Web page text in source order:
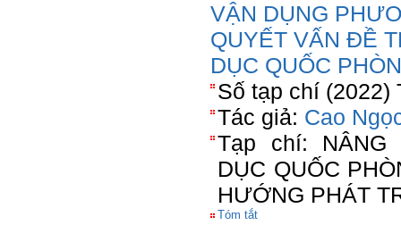
VẬN DỤNG
QUYẾT VẤN ĐỀ
DỤC QUỐC
Số tạp chí (2022)
Tác giả: Cao
Tạp chí: NÂNG
DỤC QUỐC
HƯỚNG PHÁT
Tóm tắt